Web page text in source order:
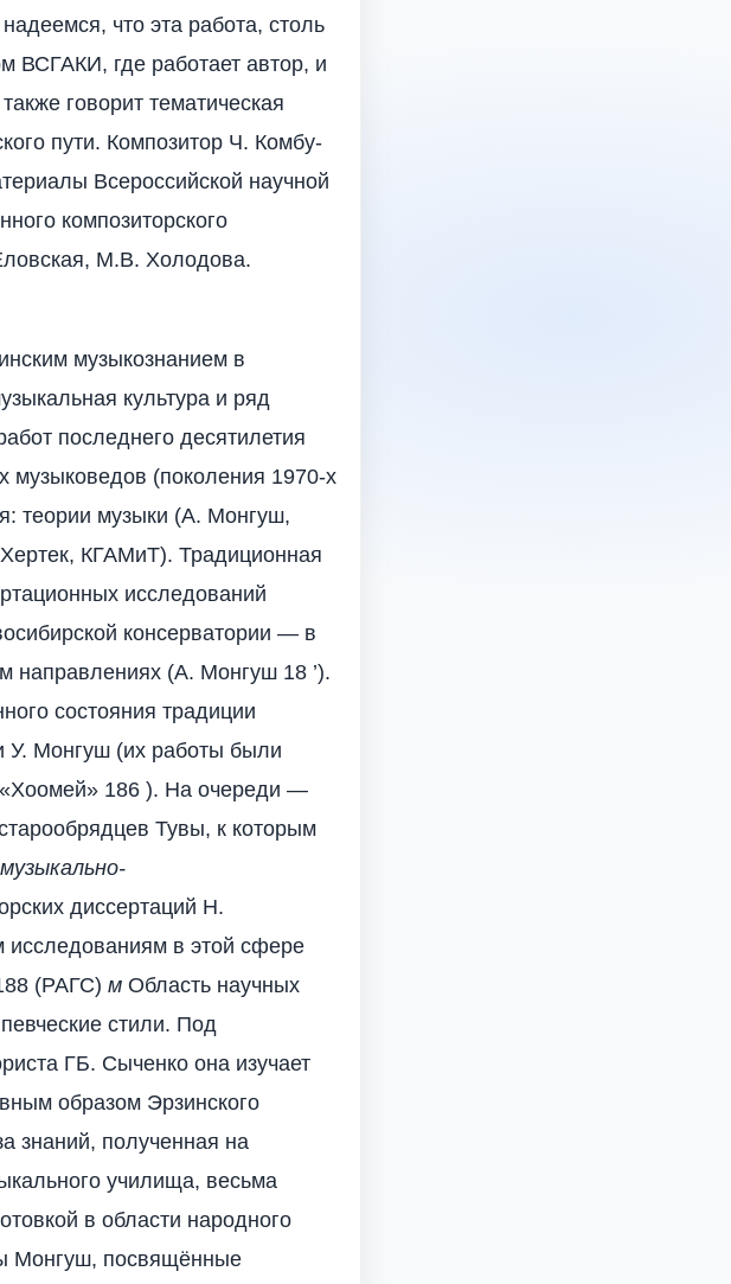
что эта работа, столь
ВСГАКИ, где работает автор, и
говорит тематическая
пути. Композитор Ч. Комбу-
Всероссийской научной
композиторского
М.В. Холодова.
музыкознанием в
культура и ряд
последнего десятилетия
(поколения 1970-х
теории музыки (А. Монгуш,
КГАМиТ). Традиционная
исследований
консерватории — в
направлениях (А. Монгуш 18 ’).
состояния традиции
У. Монгуш (их работы были
186 ). На очереди —
Тувы, к которым
музыкально-
диссертаций Н.
исследованиям в этой сфере
(РАГС) м Область научных
стили. Под
ГБ. Сыченко она изучает
образом Эрзинского
знаний, полученная на
училища, весьма
в области народного
Монгуш, посвящённые